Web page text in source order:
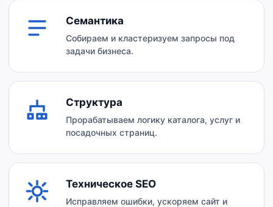
Семантика
Собираем и кластеризуем запросы под
задачи бизнеса.
Структура
Прорабатываем логику каталога, услуг и
посадочных страниц.
Техническое SEO
Исправляем ошибки, ускоряем сайт и